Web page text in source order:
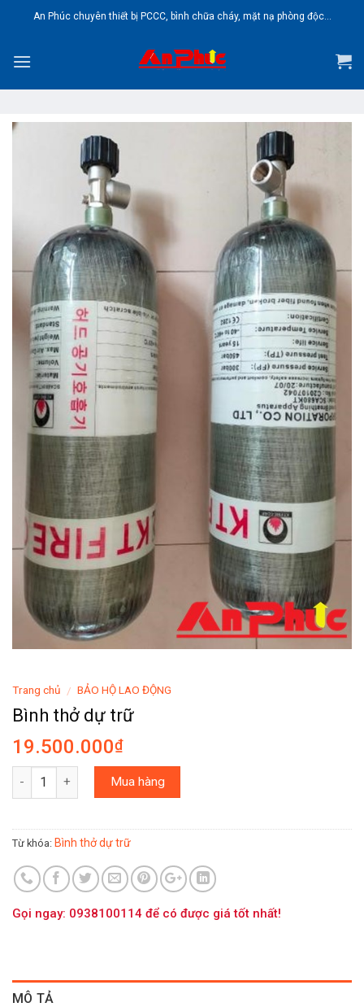
An Phúc chuyên thiết bị PCCC, bình chữa cháy, mặt nạ phòng độc...
Trang chủ / BẢO HỘ LAO ĐỘNG
Bình thở dự trữ
19.500.000₫
Số lượng Mua hàng
Từ khóa: Bình thở dự trữ
Gọi ngay: 0938100114 để có được giá tốt nhất!
MÔ TẢ